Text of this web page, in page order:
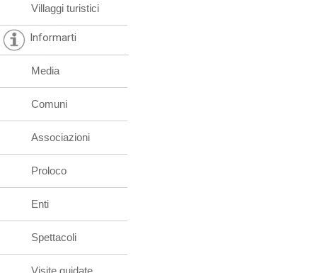
Villaggi turistici
Informarti
Media
Comuni
Associazioni
Proloco
Enti
Spettacoli
Visite guidate